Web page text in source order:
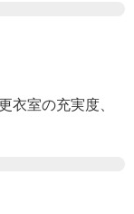
衣室の充実度